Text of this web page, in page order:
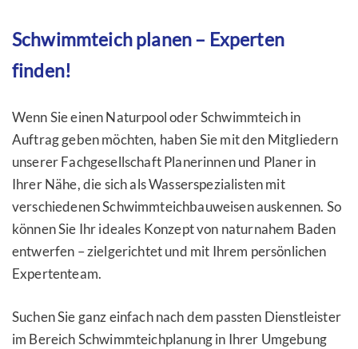
Schwimmteich planen – Experten
finden!
Wenn Sie einen Naturpool oder Schwimmteich in
Auftrag geben möchten, haben Sie mit den Mitgliedern
unserer Fachgesellschaft Planerinnen und Planer in
Ihrer Nähe, die sich als Wasserspezialisten mit
verschiedenen Schwimmteichbauweisen auskennen. So
können Sie Ihr ideales Konzept von naturnahem Baden
entwerfen – zielgerichtet und mit Ihrem persönlichen
Expertenteam.
Suchen Sie ganz einfach nach dem passten Dienstleister
im Bereich Schwimmteichplanung in Ihrer Umgebung